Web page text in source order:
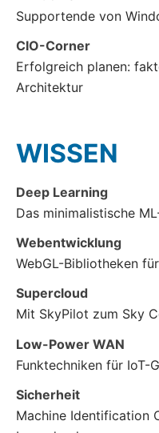
Supportende von
CIO-Corner
Erfolgreich planen:
Architektur
WISSEN
Deep Learning
Das minimalistische
Webentwicklung
WebGL-Bibliotheken
Supercloud
Mit SkyPilot zum Sky
Low-Power WAN
Funktechniken für IoT-
Sicherheit
Machine Identification